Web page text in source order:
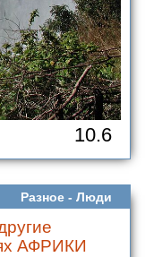
10.6
Разное - Люди
АФРИКИ